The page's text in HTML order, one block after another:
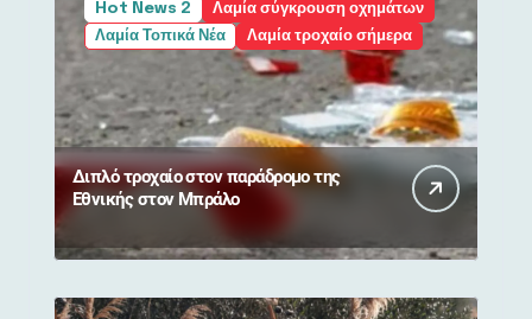
Hot News 2
Λαμία σύγκρουση οχημάτων
Λαμία Τοπικά Νέα
Λαμία τροχαίο σήμερα
Διπλό τροχαίο στον παράδρομο της
Εθνικής στον Μπράλο